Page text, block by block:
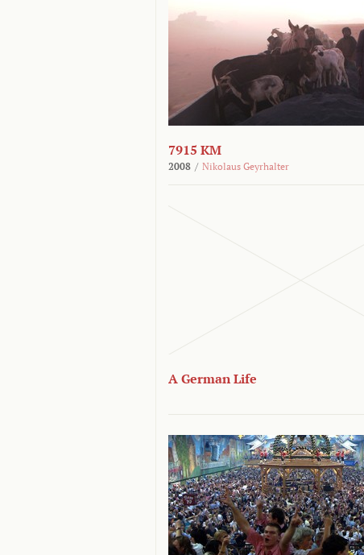
7915 KM
2008 / Nikolaus Geyrhalter
A German Life